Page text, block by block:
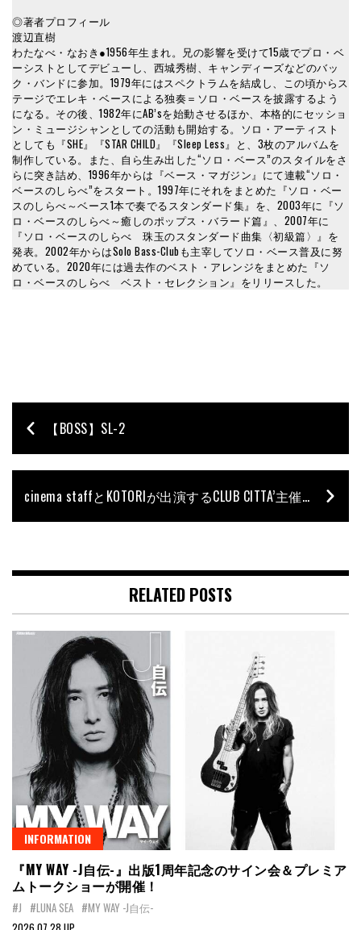
◎著者プロフィール
渡辺直樹
わたなべ・なおき●1956年生まれ。兄の影響を受けて15歳でプロ・ベ
ーシストとしてデビューし、西城秀樹、キャンディーズなどのバッ
ク・バンドに参加。1979年にはスペクトラムを結成し、この頃からス
テージでエレキ・ベースによる独奏＝ソロ・ベースを披露するよう
になる。その後、1982年にAB’sを始動させるほか、本格的にセッショ
ン・ミュージシャンとしての活動も開始する。ソロ・アーティスト
としても『SHE』『STAR CHILD』『Sleep Less』と、3枚のアルバムを
制作している。また、自ら生み出した“ソロ・ベース”のスタイルをさ
らに突き詰め、1996年からは『ベース・マガジン』にて連載“ソロ・
ベースのしらべ”をスタート。1997年にそれをまとめた『ソロ・ベー
スのしらべ～ベース1本で奏でるスタンダード集』を、2003年に『ソ
ロ・ベースのしらべ～癒しのポップス・バラード篇』、2007年に
『ソロ・ベースのしらべ 珠玉のスタンダード曲集〈初級篇〉』を
発表。2002年からはSolo Bass-Clubも主宰してソロ・ベース普及に努
めている。2020年には過去作のベスト・アレンジをまとめた『ソ
ロ・ベースのしらべ ベスト・セレクション』をリリースした。
【BOSS】SL-2
cinema staffとKOTORIが出演するCLUB CITTA’主催のライヴ・イベントが開催決定
RELATED POSTS
INFORMATION
『MY WAY -J自伝-』出版1周年記念のサイン会＆プレミア
ムトークショーが開催！
#J #LUNA SEA #MY WAY -J自伝-